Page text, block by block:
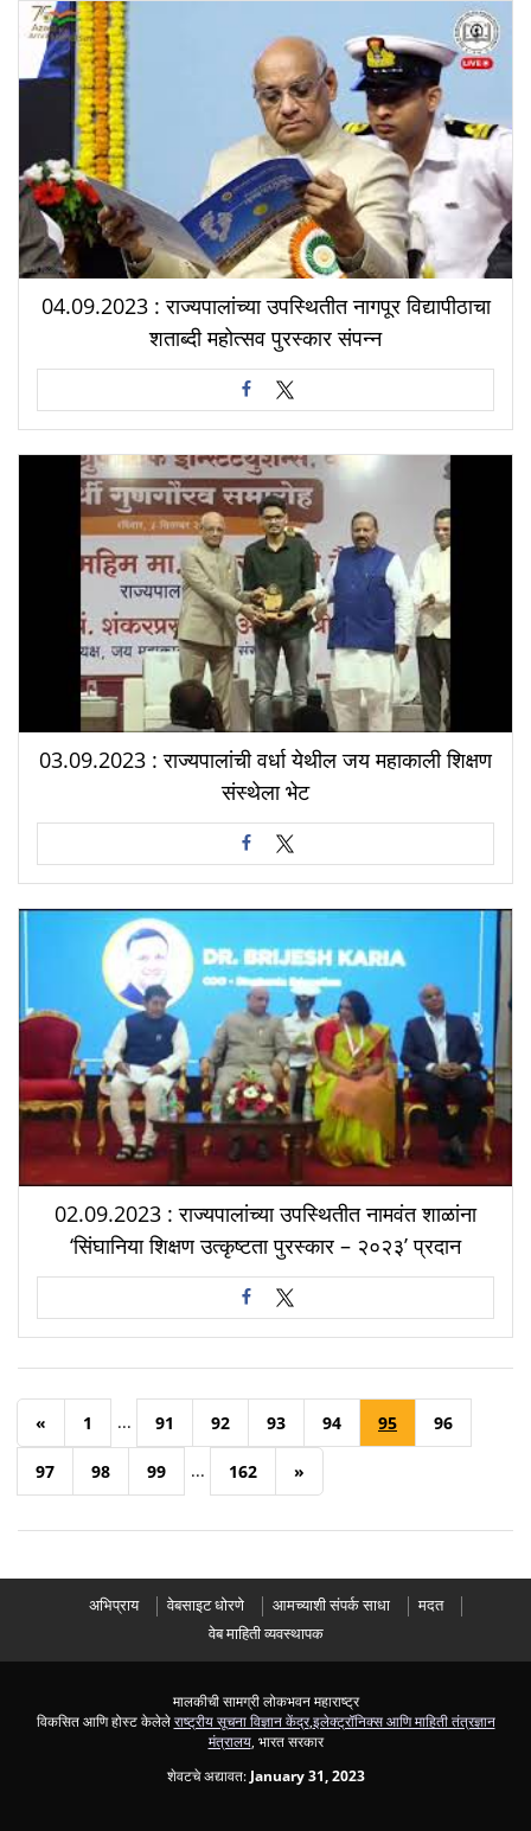
04.09.2023 : राज्यपालांच्या उपस्थितीत नागपूर विद्यापीठाचा
शताब्दी महोत्सव पुरस्कार संपन्न
03.09.2023 : राज्यपालांची वर्धा येथील जय महाकाली शिक्षण
संस्थेला भेट
02.09.2023 : राज्यपालांच्या उपस्थितीत नामवंत शाळांना
‘सिंघानिया शिक्षण उत्कृष्टता पुरस्कार – २०२३’ प्रदान
« 1 ... 91 92 93 94 95 96
97 98 99 ... 162 »
अभिप्राय वेबसाइट धोरणे आमच्याशी संपर्क साधा
मदत
वेब माहिती व्यवस्थापक
मालकीची सामग्री लोकभवन महाराष्ट्र
विकसित आणि होस्ट केलेलेराष्ट्रीय सूचना विज्ञान केंद्र,इलेक्ट्रॉनिक्स आणि माहिती तंत्रज्ञान
मंत्रालय, भारत सरकार
शेवटचे अद्यावत: January 31, 2023